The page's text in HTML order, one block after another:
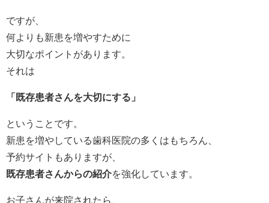
ですが、
何よりも新患を増やすために
大切なポイントがあります。
それは
「既存患者さんを大切にする」
ということです。
新患を増やしている歯科医院の多くはもちろん、
予約サイトもありますが、
既存患者さんからの紹介を強化しています。
お子さんが来院されたら、